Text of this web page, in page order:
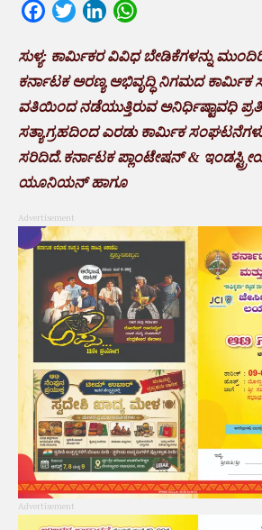
FacebookTwitterLinkedIn
ಸುಳ್ಯ: ಕಾರ್ಮಿಕರ ವಿವಿಧ ಬೇಡಿಕೆಗಳನ್ನು
ಕರ್ನಾಟಕ ಅರಣ್ಯ ಅಭಿವೃದ್ಧಿ ನಿಗಮದ
ವತಿಯಿಂದ ನಡೆಯುತ್ತಿರುವ ಅನಿರ್ಧಿಷ್ಟಾವಧಿ
ಸತ್ಯಾಗ್ರಹದಿಂದ ಎರಡು ಕಾರ್ಮಿಕ
ಸರಿದಿದೆ.ಕರ್ನಾಟಕ ಪ್ಲಾಂಟೇಷನ್ &
ಯೂನಿಯನ್ ಹಾಗೂ
Advertisement
Advertisement